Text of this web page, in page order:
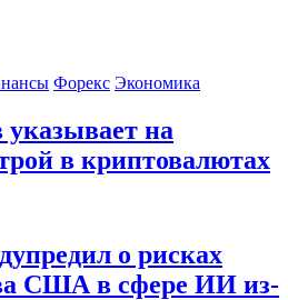
Форекс Экономика
на
в криптовалютах
о рисках
США в сфере ИИ из-